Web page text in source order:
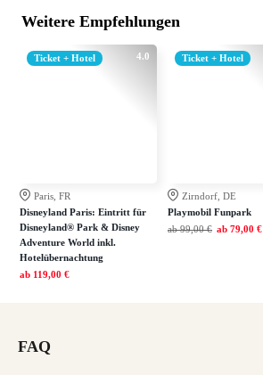
Weitere Empfehlungen
4.0
Ticket + Hotel
Paris, FR
Disneyland Paris: Eintritt für
Disneyland® Park & Disney
Adventure World inkl.
Hotelübernachtung
ab 119,00 €
Ticket + Hotel
Zirndorf, DE
Playmobil Funpark
ab 99,00 € ab 79,00 €
FAQ